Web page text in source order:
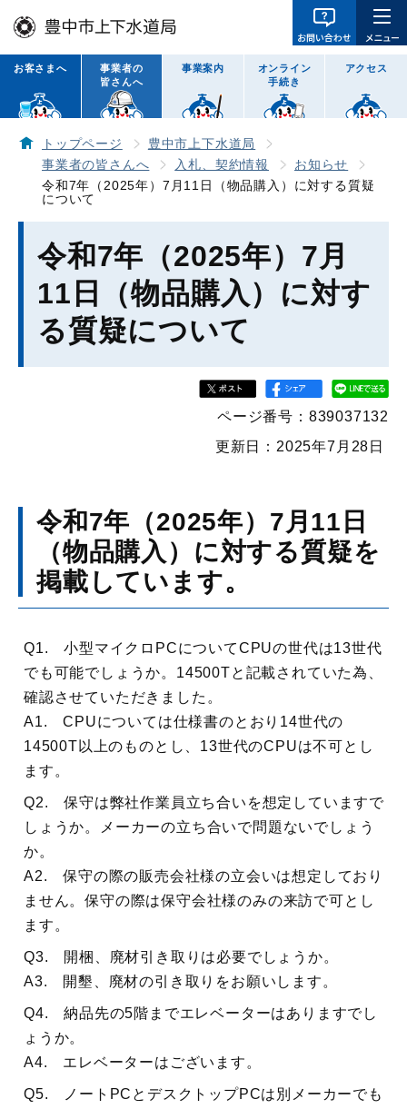
お客さまへ
事業者の
皆さんへ
事業案内
オンライン
手続き
アクセス
トップページ
豊中市上下水道局
事業者の皆さんへ
入札、契約情報
お知らせ
令和7年（2025年）7月11日（物品購入）に対する質疑
について
令和7年（2025年）7月
11日（物品購入）に対す
る質疑について
ページ番号：839037132
更新日：2025年7月28日
令和7年（2025年）7月11日
（物品購入）に対する質疑を
掲載しています。
Q1. 小型マイクロPCについてCPUの世代は13世代
でも可能でしょうか。14500Tと記載されていた為、
確認させていただきました。
A1. CPUについては仕様書のとおり14世代の
14500T以上のものとし、13世代のCPUは不可とし
ます。
Q2. 保守は弊社作業員立ち合いを想定していますで
しょうか。メーカーの立ち合いで問題ないでしょう
か。
A2. 保守の際の販売会社様の立会いは想定しており
ません。保守の際は保守会社様のみの来訪で可とし
ます。
Q3. 開梱、廃材引き取りは必要でしょうか。
A3. 開墾、廃材の引き取りをお願いします。
Q4. 納品先の5階までエレベーターはありますでし
ょうか。
A4. エレベーターはございます。
Q5. ノートPCとデスクトップPCは別メーカーでも